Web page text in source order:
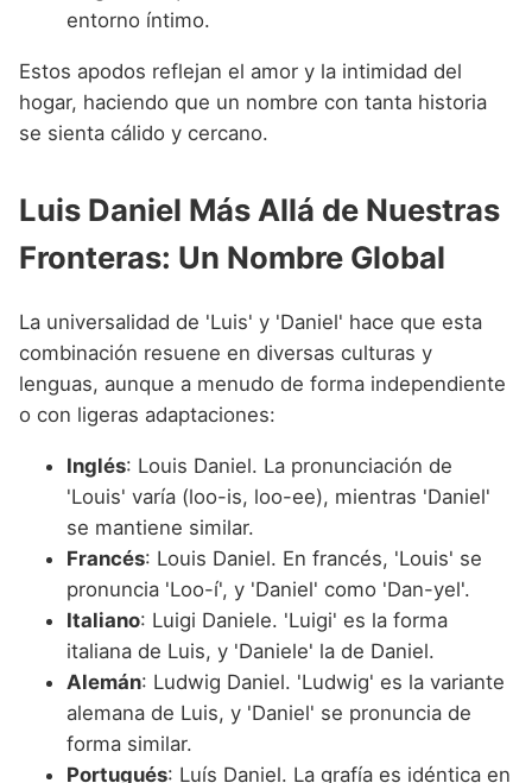
entorno íntimo.
Estos apodos reflejan el amor y la intimidad del
hogar, haciendo que un nombre con tanta historia
se sienta cálido y cercano.
Luis Daniel Más Allá de Nuestras
Fronteras: Un Nombre Global
La universalidad de 'Luis' y 'Daniel' hace que esta
combinación resuene en diversas culturas y
lenguas, aunque a menudo de forma independiente
o con ligeras adaptaciones:
Inglés: Louis Daniel. La pronunciación de
'Louis' varía (loo-is, loo-ee), mientras 'Daniel'
se mantiene similar.
Francés: Louis Daniel. En francés, 'Louis' se
pronuncia 'Loo-í', y 'Daniel' como 'Dan-yel'.
Italiano: Luigi Daniele. 'Luigi' es la forma
italiana de Luis, y 'Daniele' la de Daniel.
Alemán: Ludwig Daniel. 'Ludwig' es la variante
alemana de Luis, y 'Daniel' se pronuncia de
forma similar.
Portugués: Luís Daniel. La grafía es idéntica en